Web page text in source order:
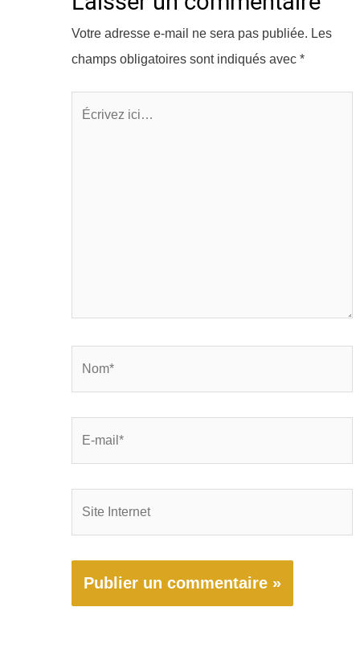
Votre adresse e-mail ne sera pas publiée. Les
champs obligatoires sont indiqués avec *